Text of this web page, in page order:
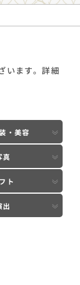
います。詳細
・美容
真
ト
出